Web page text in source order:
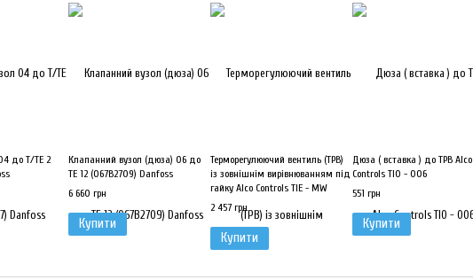
до Т/ТЕ 2
Клапанний вузол (дюза) 06 до
TE 12 (067B2709) Danfoss
6 660 грн
Купити
Терморегулюючий вентиль (ТРВ)
із зовнішнім вирівнюванням під
гайку Alco Controls TIE - MW
2 457 грн
Купити
Дюза ( вставка ) до ТРВ Alco
Controls TIO - 006
551 грн
Купити